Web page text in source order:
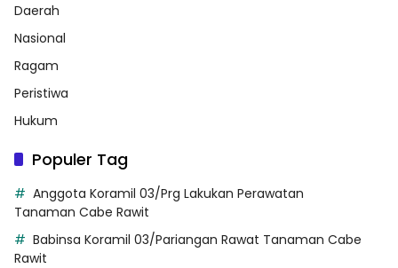
Daerah
Nasional
Ragam
Peristiwa
Hukum
Populer Tag
Anggota Koramil 03/Prg Lakukan Perawatan
Tanaman Cabe Rawit
Babinsa Koramil 03/Pariangan Rawat Tanaman Cabe
Rawit